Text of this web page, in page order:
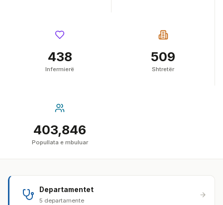
438
Infermierë
509
Shtretër
403,846
Popullata e mbuluar
Departamentet
5 departamente